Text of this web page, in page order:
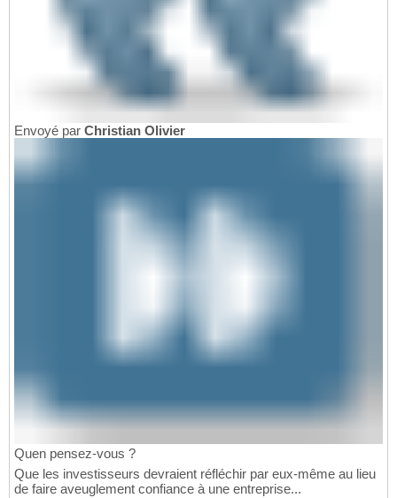
Envoyé par Christian Olivier
Quen pensez-vous ?
Que les investisseurs devraient réfléchir par eux-même au lieu
de faire aveuglement confiance à une entreprise...